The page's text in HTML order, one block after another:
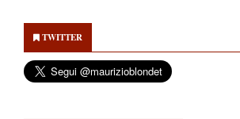
Sidebar
TWITTER